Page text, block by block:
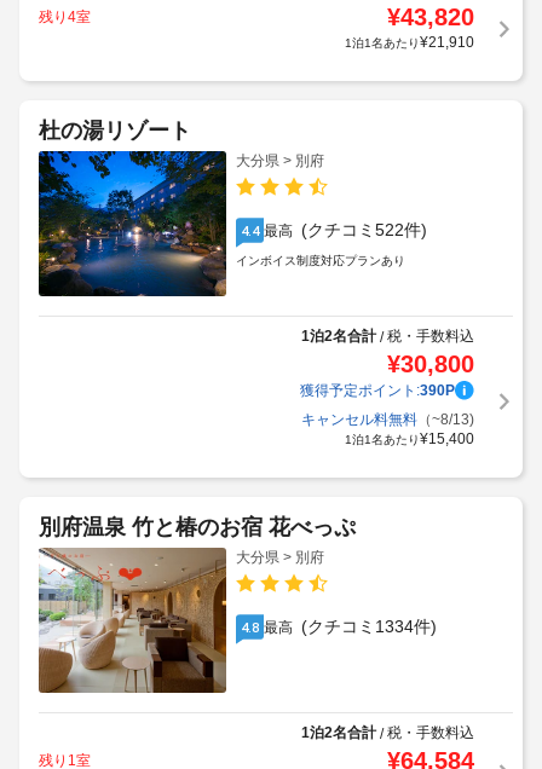
残り4室
¥43,820
1泊1名あたり¥21,910
杜の湯リゾート
大分県 > 別府
4.4 最高 (クチコミ522件)
インボイス制度対応プランあり
1泊2名合計/税・手数料込
¥30,800
獲得予定ポイント:390P
キャンセル料無料（~8/13)
1泊1名あたり¥15,400
別府温泉 竹と椿のお宿 花べっぷ
大分県 > 別府
4.8 最高 (クチコミ1334件)
1泊2名合計/税・手数料込
残り1室
¥64,584